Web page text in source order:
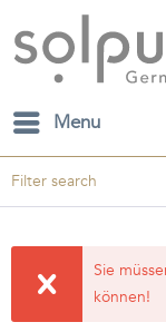
Menu
Filter search
Sie
können!